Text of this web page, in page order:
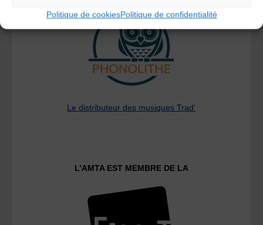
Politique de cookiesPolitique de confidentialité
Le distributeur des musiques Trad'
L’AMTA EST MEMBRE DE LA